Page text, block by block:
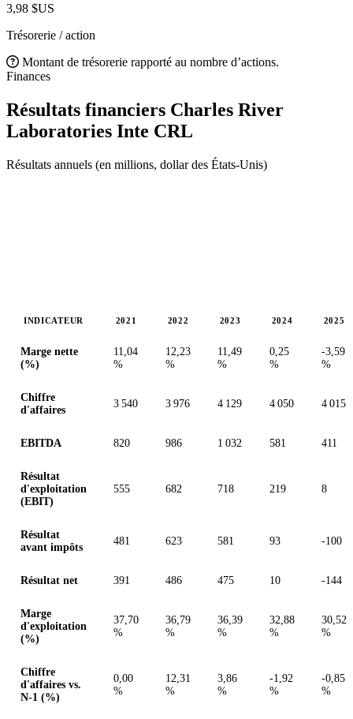
3,98 $US
Trésorerie / action
Montant de trésorerie rapporté au nombre d’actions.
Finances
Résultats financiers Charles River
Laboratories Inte CRL
Résultats annuels (en millions, dollar des États-Unis)
INDICATEUR 2021 2022 2023 2024 2025
Marge nette
(%)
11,04
%
12,23
%
11,49
%
0,25
%
-3,59
%
Chiffre
d'affaires
3 540 3 976 4 129 4 050 4 015
EBITDA 820 986 1 032 581 411
Résultat
d'exploitation
(EBIT)
555 682 718 219 8
Résultat
avant impôts
481 623 581 93 -100
Résultat net 391 486 475 10 -144
Marge
d'exploitation
(%)
37,70
%
36,79
%
36,39
%
32,88
%
30,52
%
Chiffre
d'affaires vs.
N-1 (%)
0,00
%
12,31
%
3,86
%
-1,92
%
-0,85
%